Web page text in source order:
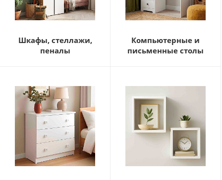
Шкафы, стеллажи,
пеналы
Компьютерные и
письменные столы